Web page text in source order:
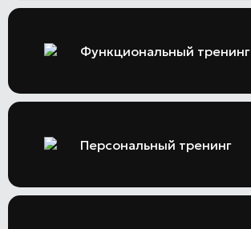
Функциональный тренинг
Персональный тренинг